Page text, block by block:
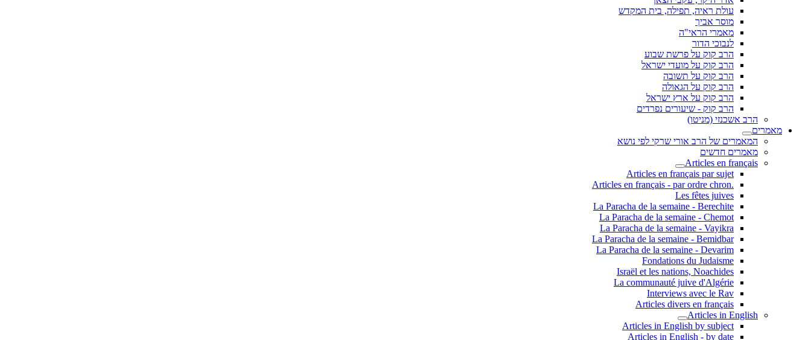
עולת ראיה, תפילה, בית המקדש
מוסר אביך
מאמרי הראי"ה
לנבוכי הדור
הרב קוק על פרשת שבוע
הרב קוק על מועדי ישראל
הרב קוק על תשובה
הרב קוק על הגאולה
הרב קוק על ארץ ישראל
הרב קוק - שיעורים נפרדים
הרב אשכנזי (מניטו)
מאמרים
המאמרים של הרב אורי שרקי לפי נושא
מאמרים חדשים
Articles en français
Articles en français par sujet
.Articles en français - par ordre chron
Les fêtes juives
La Paracha de la semaine - Berechite
La Paracha de la semaine - Chemot
La Paracha de la semaine - Vayikra
La Paracha de la semaine - Bemidbar
La Paracha de la semaine - Devarim
Fondations du Judaisme
Israël et les nations, Noachides
La communauté juive d'Algérie
Interviews avec le Rav
Articles divers en français
Articles in English
Articles in English by subject
Articles in English - by date